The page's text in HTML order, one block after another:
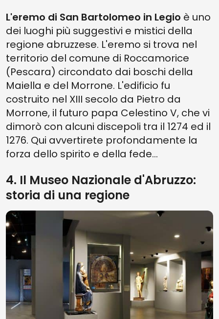
L'eremo di San Bartolomeo in Legio è uno
dei luoghi più suggestivi e mistici della
regione abruzzese. L'eremo si trova nel
territorio del comune di Roccamorice
(Pescara) circondato dai boschi della
Maiella e del Morrone. L'edificio fu
costruito nel XIII secolo da Pietro da
Morrone, il futuro papa Celestino V, che vi
dimorò con alcuni discepoli tra il 1274 ed il
1276. Qui avvertirete profondamente la
forza dello spirito e della fede...
4. Il Museo Nazionale d'Abruzzo:
storia di una regione